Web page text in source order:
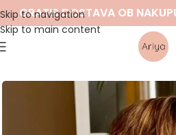
Skip to navigation
Skip to main content
GRATIS DOSTAVA OB